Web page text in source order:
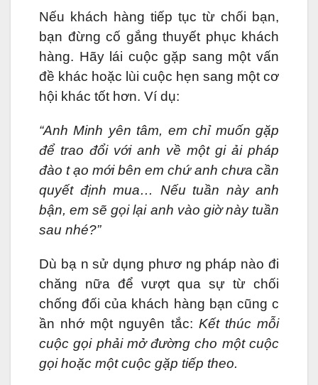
Nếu khách hàng tiếp tục từ chối bạn,
bạn đừng cố gắng thuyết phục khách
hàng. Hãy lái cuộc gặp sang một vấn
đề khác hoặc lùi cuộc hẹn sang một cơ
hội khác tốt hơn. Ví dụ:
“Anh Minh yên tâm, em chỉ muốn gặp
để trao đổi với anh về một gi ải pháp
đào t ạo mới bên em chứ anh chưa cần
quyết định mua… Nếu tuần này anh
bận, em sẽ gọi lại anh vào giờ này tuần
sau nhé?”
Dù bạ n sử dụng phươ ng pháp nào đi
chăng nữa để vượt qua sự từ chối
chống đối của khách hàng bạn cũng c
ần nhớ một nguyên tắc: Kết thúc mỗi
cuộc gọi phải mở đường cho một cuộc
gọi hoặc một cuộc gặp tiếp theo.